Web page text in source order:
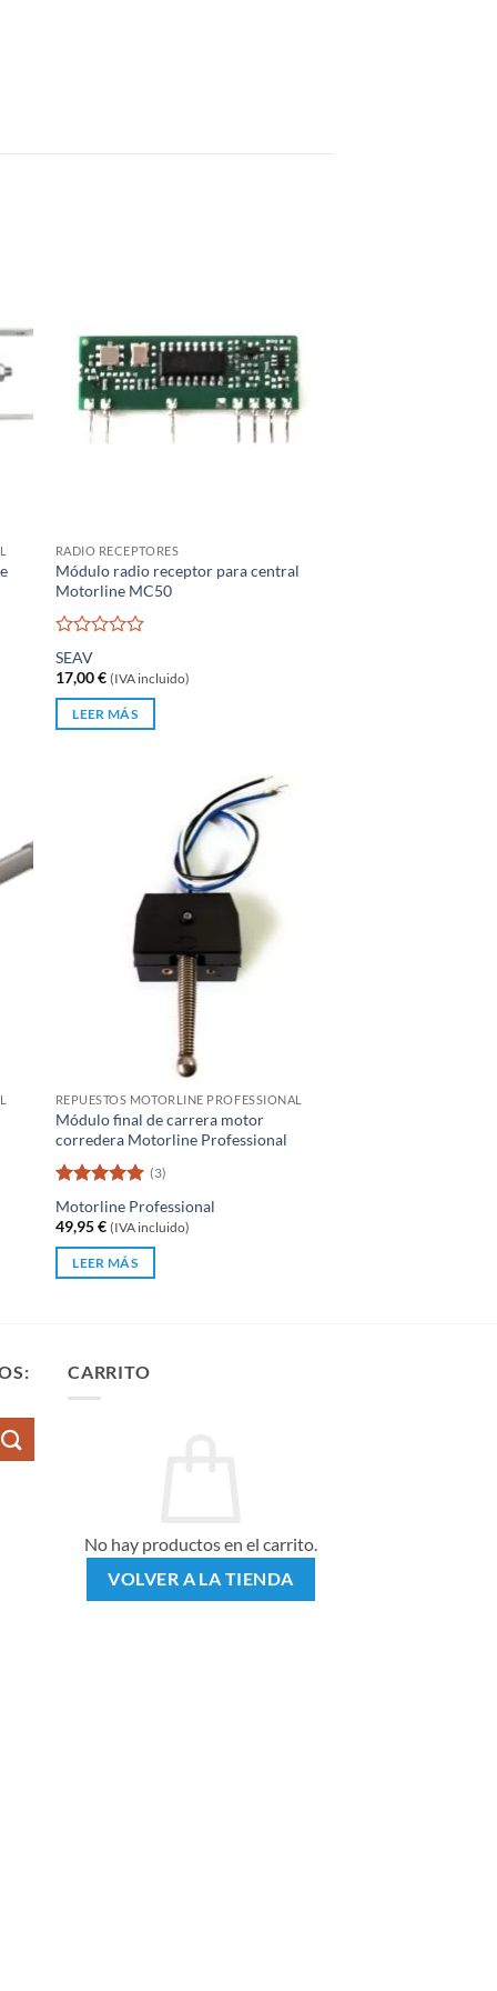
RADIO RECEPTORES
Módulo radio receptor para central
Motorline MC50
Valorado
con
0
de
SEAV
17,00€ (IVA incluido)
LEER MÁS
REPUESTOS MOTORLINE PROFESSIONAL
Módulo final de carrera motor
corredera Motorline Professional
Valorado
con5 de 5
(3)
Motorline Professional
49,95€ (IVA incluido)
LEER MÁS
CARRITO
No hay productos en el carrito.
VOLVER A LA TIENDA